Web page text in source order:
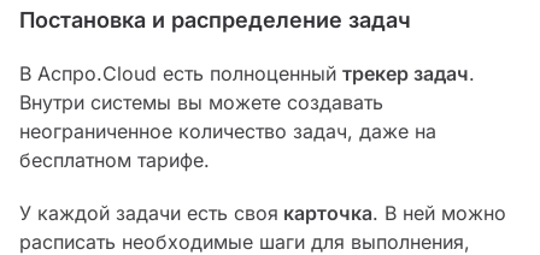
Постановка и распределение задач
В Аспро.Cloud есть полноценный трекер задач.
Внутри системы вы можете создавать
неограниченное количество задач, даже на
бесплатном тарифе.
У каждой задачи есть своя карточка. В ней можно
расписать необходимые шаги для выполнения,